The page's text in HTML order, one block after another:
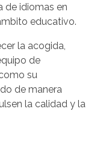
de idiomas en
educativo.
la acogida,
de
su
de manera
la calidad y la